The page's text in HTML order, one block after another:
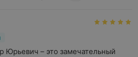
Юрьевич – это замечательный